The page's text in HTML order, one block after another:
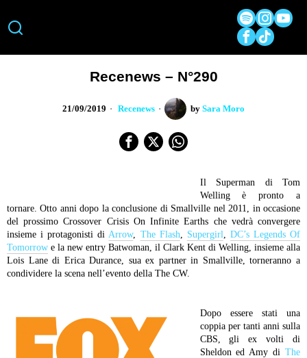
Recenews – N°290
21/09/2019 Recenews by Sara Moro
Il Superman di Tom
Welling è pronto a
tornare. Otto anni dopo la conclusione di Smallville nel 2011, in occasione
del prossimo Crossover Crisis On Infinite Earths che vedrà convergere
insieme i protagonisti di Arrow, The Flash Supergirl
DC’s Legends Of
Tomorrow e la new entry Batwoman, il Clark Kent di Welling, insieme alla
Lois Lane di Erica Durance, sua ex partner in Smallville, torneranno a
condividere la scena nell’evento della The CW.
Dopo essere stati una
coppia per tanti anni sulla
CBS, gli ex volti di
Sheldon ed Amy di The